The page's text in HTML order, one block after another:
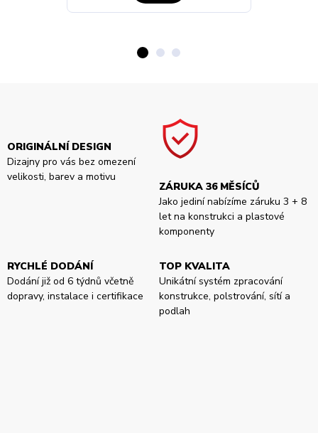
ORIGINÁLNÍ DESIGN
Dizajny pro vás bez omezení
velikosti, barev a motivu
ZÁRUKA 36 MĚSÍCŮ
Jako jediní nabízíme záruku 3 + 8
let na konstrukci a plastové
komponenty
RYCHLÉ DODÁNÍ
Dodání již od 6 týdnů včetně
dopravy, instalace i certifikace
TOP KVALITA
Unikátní systém zpracování
konstrukce, polstrování, sítí a
podlah